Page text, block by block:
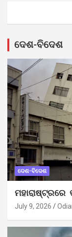
ଦେଶ-ବିଦେଶ
ଦେଶ-ବିଦେଶ
ମହାରାଷ୍ଟ୍ରରେ
July 9, 2026